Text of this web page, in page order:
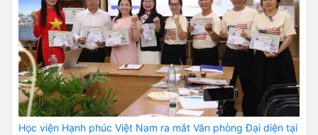
Học viện Hạnh phúc Việt Nam ra mắt Văn phòng Đại diện tại